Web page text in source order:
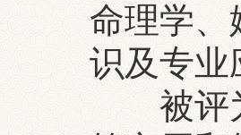
命理学、
识及专
被评为